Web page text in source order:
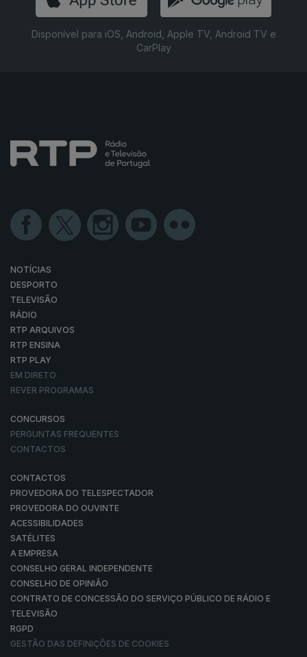
Disponível para iOS, Android, Apple TV, Android TV e
CarPlay
NOTÍCIAS
DESPORTO
TELEVISÃO
RÁDIO
RTP ARQUIVOS
RTP ENSINA
RTP PLAY
EM DIRETO
REVER PROGRAMAS
CONCURSOS
PERGUNTAS FREQUENTES
CONTACTOS
CONTACTOS
PROVEDORA DO TELESPECTADOR
PROVEDORA DO OUVINTE
ACESSIBILIDADES
SATÉLITES
A EMPRESA
CONSELHO GERAL INDEPENDENTE
CONSELHO DE OPINIÃO
CONTRATO DE CONCESSÃO DO SERVIÇO PÚBLICO DE RÁDIO E
TELEVISÃO
RGPD
GESTÃO DAS DEFINIÇÕES DE COOKIES